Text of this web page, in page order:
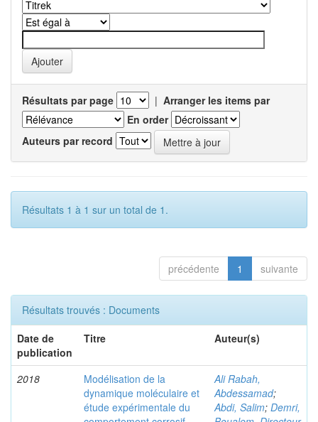
Résultats par page | Arranger les items par
En order
Auteurs par record
Résultats 1 à 1 sur un total de 1.
précédente 1 suivante
Résultats trouvés : Documents
Date de
publication
Titre Auteur(s)
2018
Modélisation de la
dynamique moléculaire et
étude expérimentale du
Ali Rabah,
Abdessamad;
Abdi, Salim; Demri,